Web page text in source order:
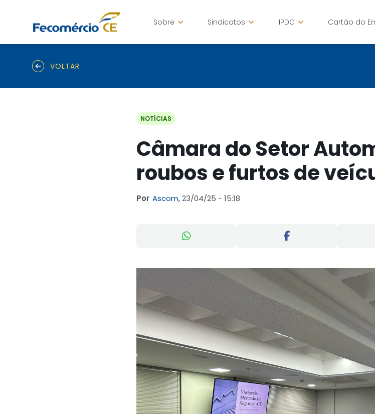
Sobre Sindicatos IPDC Cartão do
VOLTAR
NOTÍCIAS
Câmara do Setor
roubos e furtos de
Por Ascom,23/04/25 - 15:18